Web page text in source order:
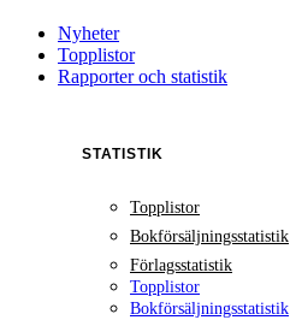
Nyheter
Topplistor
Rapporter och statistik
STATISTIK
Topplistor
Bokförsäljningsstatistik
Förlagsstatistik
Topplistor
Bokförsäljningsstatistik